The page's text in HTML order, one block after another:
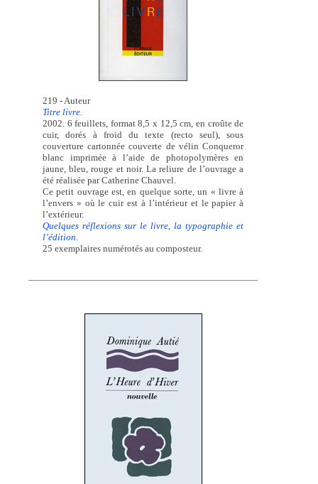
219 - Auteur
Titre livre.
2002. 6 feuillets, format 8,5 x 12,5 cm, en croûte de
cuir, dorés à froid du texte (recto seul), sous
couverture cartonnée couverte de vélin Conqueror
blanc imprimée à l’aide de photopolymères en
jaune, bleu, rouge et noir. La reliure de l’ouvrage a
été réalisée par Catherine Chauvel.
Ce petit ouvrage est, en quelque sorte, un « livre à
l’envers » où le cuir est à l’intérieur et le papier à
l’extérieur.
Quelques réflexions sur le livre, la typographie et
l’édition.
25 exemplaires numérotés au composteur.